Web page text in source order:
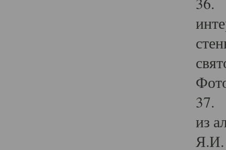
37.
из
Я.И.